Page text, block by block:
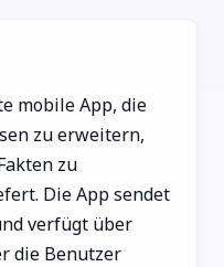
mobile App, die
zu erweitern,
zu
Die App sendet
verfügt über
die Benutzer